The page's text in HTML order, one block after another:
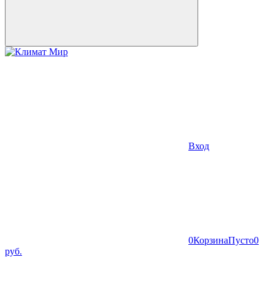
Вход
0КорзинаПусто0
руб.